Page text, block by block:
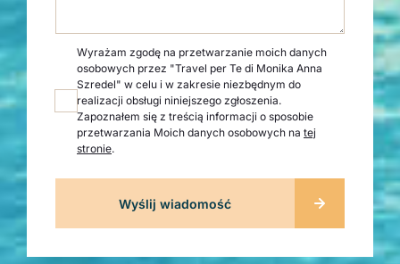
Wyrażam zgodę na przetwarzanie moich danych
osobowych przez "Travel per Te di Monika Anna
Szredel" w celu i w zakresie niezbędnym do
realizacji obsługi niniejszego zgłoszenia.
Zapoznałem się z treścią informacji o sposobie
przetwarzania Moich danych osobowych na tej
stronie.